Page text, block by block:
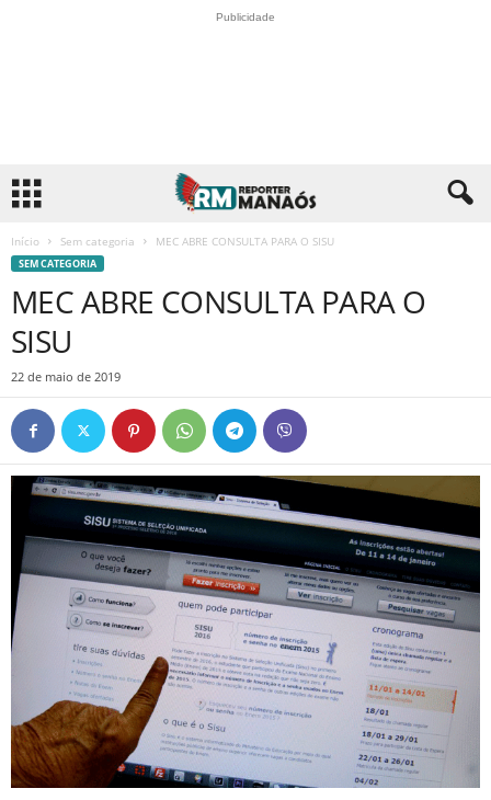
Publicidade
Início Sem categoria MEC ABRE CONSULTA PARA O SISU
SEM CATEGORIA
MEC ABRE CONSULTA PARA O
SISU
22 de maio de 2019